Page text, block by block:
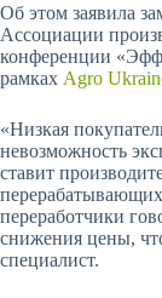
Об этом заявила
Ассоциации
конференции
рамках Agro
«Низкая
невозможность
ставит
переработчики
снижения цены,
специалист.